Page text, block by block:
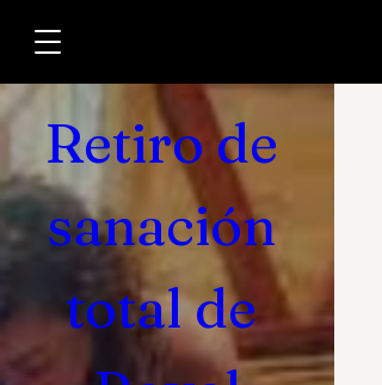
0 DÍAS PARA EL EVENTO
Retiro de
sanación
total de